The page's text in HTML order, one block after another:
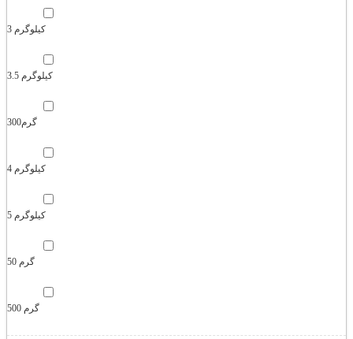
3 کیلوگرم
3.5 کیلوگرم
300گرم
4 کیلوگرم
5 کیلوگرم
50 گرم
500 گرم